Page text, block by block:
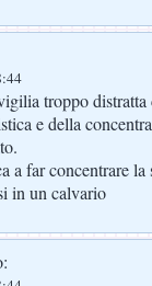
troppo distratta
e della
a far concentrare
in un calvario